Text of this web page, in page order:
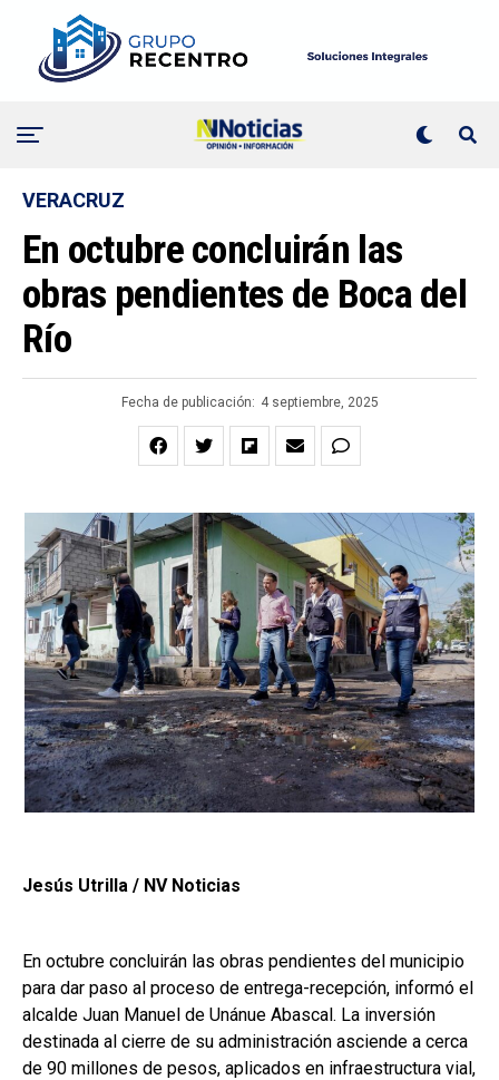
VERACRUZ
En octubre concluirán las
obras pendientes de Boca del
Río
Fecha de publicación: 4 septiembre, 2025
Jesús Utrilla / NV Noticias
En octubre concluirán las obras pendientes del municipio
para dar paso al proceso de entrega-recepción, informó el
alcalde Juan Manuel de Unánue Abascal. La inversión
destinada al cierre de su administración asciende a cerca
de 90 millones de pesos, aplicados en infraestructura vial,